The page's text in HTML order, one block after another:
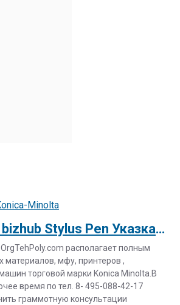
Minolta
9967000582 bizhub Stylus Pen Указка-стилус для сенсорной панели для KonicaMinolta bizhub C220/ C280/C360/C452/C552/C652
располагает полным
материалов, мфу, принтеров ,
торговой марки Konica Minolta.В
время по тел. 8- 495-088-42-17
граммотную консультации